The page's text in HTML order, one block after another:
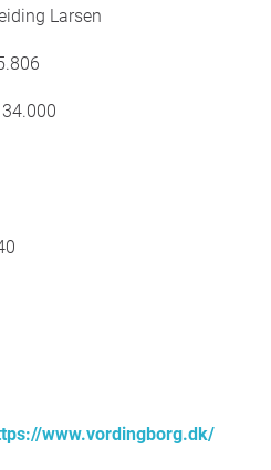
Larsen
www.vordingborg.dk/